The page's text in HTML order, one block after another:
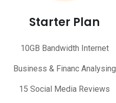
Starter Plan
10GB Bandwidth Internet
Business & Financ Analysing
15 Social Media Reviews